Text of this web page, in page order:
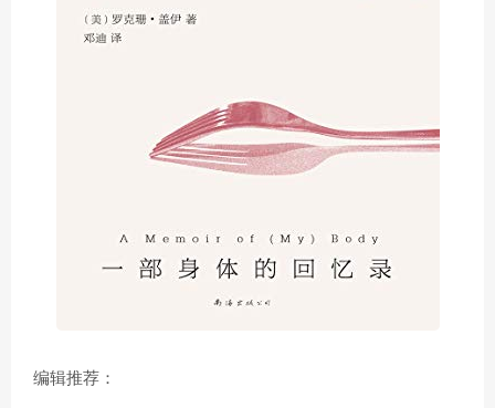
编辑推荐：